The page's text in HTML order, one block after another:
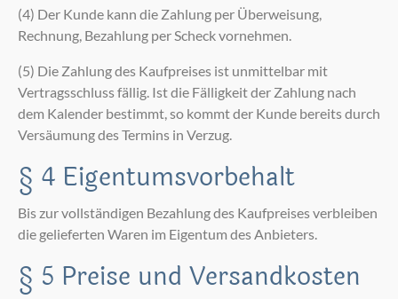
(4) Der Kunde kann die Zahlung per Überweisung,
Rechnung, Bezahlung per Scheck vornehmen.
(5) Die Zahlung des Kaufpreises ist unmittelbar mit
Vertragsschluss fällig. Ist die Fälligkeit der Zahlung nach
dem Kalender bestimmt, so kommt der Kunde bereits durch
Versäumung des Termins in Verzug.
§ 4 Eigentumsvorbehalt
Bis zur vollständigen Bezahlung des Kaufpreises verbleiben
die gelieferten Waren im Eigentum des Anbieters.
§ 5 Preise und Versandkosten